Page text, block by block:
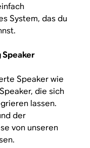
System, das du
Speaker
Speaker wie
die sich
lassen.
der
von unseren